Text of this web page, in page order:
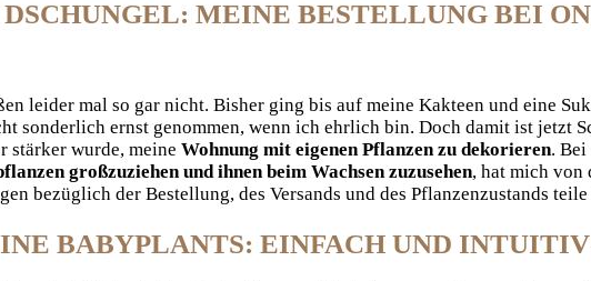
MEINE BESTELLUNG BEI
leider mal so gar nicht. Bisher ging bis auf meine Kakteen und eine
sonderlich ernst genommen, wenn ich ehrlich bin. Doch damit ist jetzt
stärker wurde, meine Wohnung mit eigenen Pflanzen zu dekorieren. Bei
großzuziehen und ihnen beim Wachsen zuzusehen, hat mich von
bezüglich der Bestellung, des Versands und des Pflanzenzustands
BABYPLANTS: EINFACH UND